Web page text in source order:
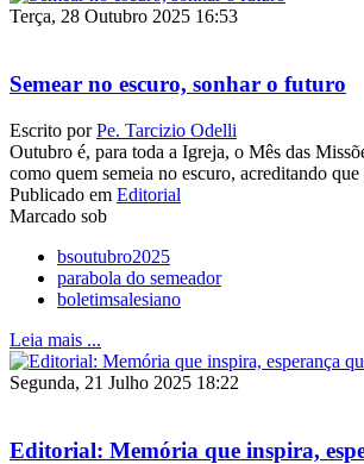
Terça, 28 Outubro 2025 16:53
Semear no escuro, sonhar o futuro
Escrito porPe. Tarcizio Odelli
Outubro é, para toda a Igreja, o Mês das
como quem semeia no escuro, acreditando
Publicado em Editorial
Marcado sob
bsoutubro2025
parabola do semeador
boletimsalesiano
Leia mais ...
Segunda, 21 Julho 2025 18:22
Editorial: Memória que inspira,